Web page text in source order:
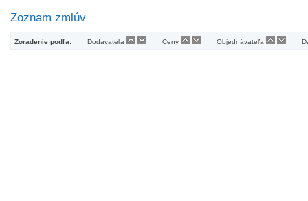
Zoznam zmlúv
Zoradenie podľa: Dodávateľa Ceny Objednávateľa